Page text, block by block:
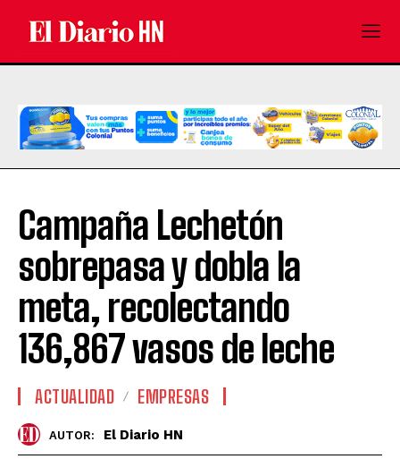
Campaña Lechetón
sobrepasa y dobla la
meta, recolectando
136,867 vasos de leche
ACTUALIDAD EMPRESAS
AUTOR: El Diario HN